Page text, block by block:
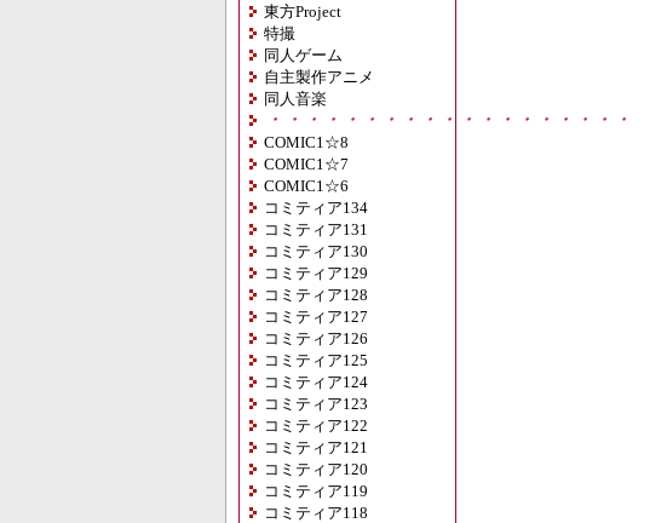
東方Project
特撮
同人ゲーム
自主製作アニメ
同人音楽
・・・・・・・・・・・・・・・・・・・
COMIC1☆8
COMIC1☆7
COMIC1☆6
コミティア134
コミティア131
コミティア130
コミティア129
コミティア128
コミティア127
コミティア126
コミティア125
コミティア124
コミティア123
コミティア122
コミティア121
コミティア120
コミティア119
コミティア118